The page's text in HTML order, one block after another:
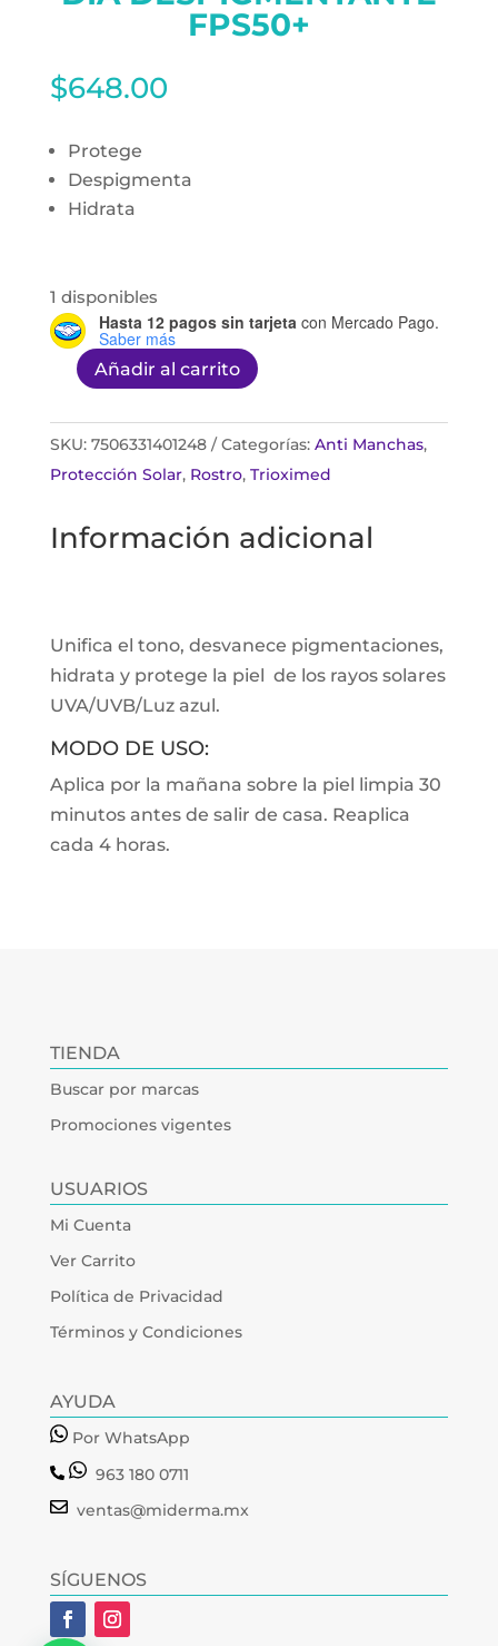
FPS50+
$648.00
Protege
Despigmenta
Hidrata
1 disponibles
Hasta 12 pagos sin tarjeta con Mercado Pago.
Saber más
Trioximed
de
dia
fps50+
Añadir al carrito
SKU: 7506331401248 Categorías: Anti Manchas,
Protección Solar, Rostro, Trioximed
Información adicional
Unifica el tono, desvanece pigmentaciones,
hidrata y protege la piel de los rayos solares
UVA/UVB/Luz azul.
MODO DE USO:
Aplica por la mañana sobre la piel limpia 30
minutos antes de salir de casa. Reaplica
cada 4 horas.
TIENDA
Buscar por marcas
Promociones vigentes
USUARIOS
Mi Cuenta
Ver Carrito
Política de Privacidad
Términos y Condiciones
AYUDA
Por WhatsApp
963 180 0711
ventas@miderma.mx
SÍGUENOS